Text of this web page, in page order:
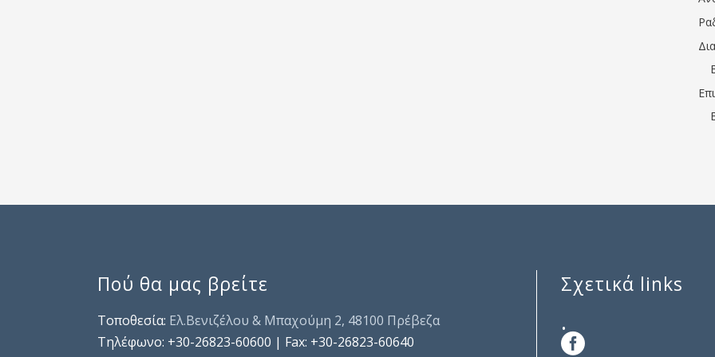
Πού θα μας βρείτε
Τοποθεσία: Ελ.Βενιζέλου & Μπαχούμη 2, 48100 Πρέβεζα
Τηλέφωνo: +30-26823-60600 | Fax: +30-26823-60640
Σχετικά links
.